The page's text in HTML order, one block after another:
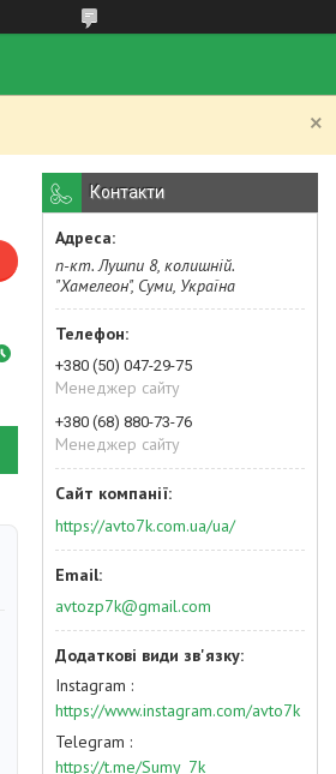
Контакти
п-кт. Лушпи 8, колишній.
"Хамелеон", Суми, Україна
+380 (50) 047-29-75
Менеджер сайту
+380 (68) 880-73-76
Менеджер сайту
https://avto7k.com.ua/ua/
avtozp7k@gmail.com
Instagram
https://www.instagram.com/avto7k
Telegram
https://t.me/Sumy_7k